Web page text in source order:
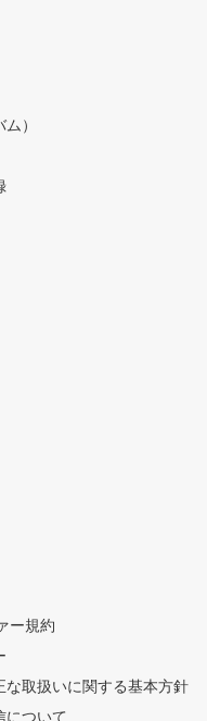
）
ー規約
な取扱いに関する基本方針
について